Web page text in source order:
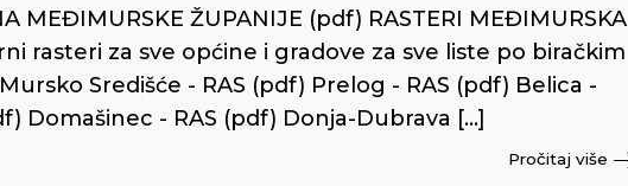
MEĐIMURSKE ŽUPANIJE (pdf) RASTERI MEĐIMURSKA
rasteri za sve općine i gradove za sve liste po biračkim
Središće - RAS (pdf) Prelog - RAS (pdf) Belica -
Domašinec - RAS (pdf) Donja-Dubrava […]
Pročitaj više